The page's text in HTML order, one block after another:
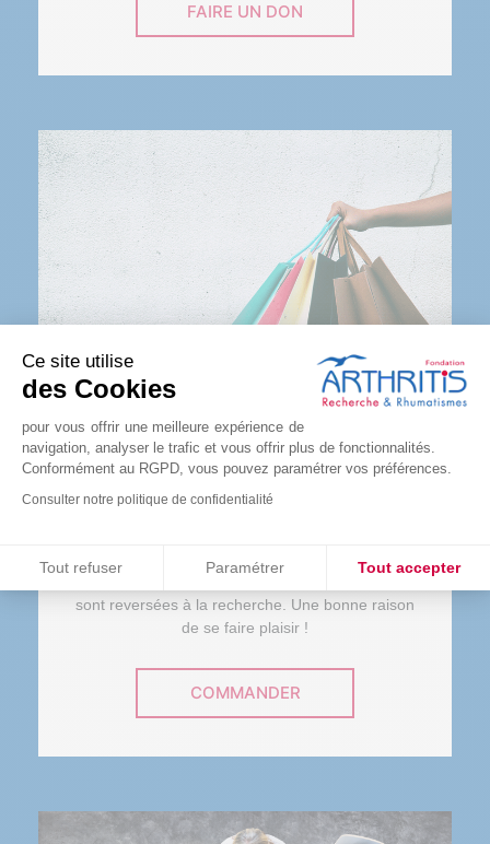
Ce site utilise
des Cookies
pour vous offrir une meilleure expérience de
navigation, analyser le trafic et vous offrir plus de fonctionnalités.
Conformément au RGPD, vous pouvez paramétrer vos préférences.
Consulter notre politique de confidentialité
Tout refuser Paramétrer Tout accepter
Axeptio consent
Plateforme de Gestion du Consentement : Personnalisez vos
Notre plateforme vous permet d'adapter et de gérer vos
FAIRE UN DON
LA BOUTIQUE
sont reversées à la recherche. Une bonne raison
de se faire plaisir !
COMMANDER